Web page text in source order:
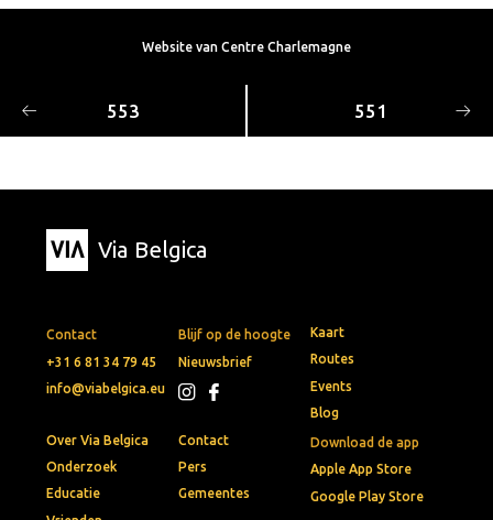
Website van Centre Charlemagne
553 551
Via Belgica
Contact
+31 6 81 34 79 45
info@viabelgica.eu
Blijf op de hoogte
Nieuwsbrief
Download de app
Apple App Store
Google Play Store
Kaart
Routes
Events
Blog
Over Via Belgica
Onderzoek
Educatie
Contact
Pers
Gemeentes